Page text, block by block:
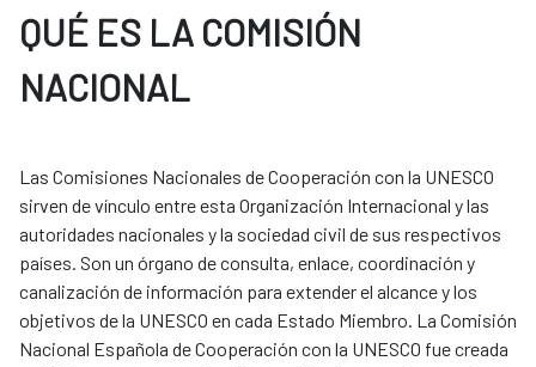
QUÉ ES LA COMISIÓN
NACIONAL
Las Comisiones Nacionales de Cooperación con la UNESCO
sirven de vínculo entre esta Organización Internacional y las
autoridades nacionales y la sociedad civil de sus respectivos
países. Son un órgano de consulta, enlace, coordinación y
canalización de información para extender el alcance y los
objetivos de la UNESCO en cada Estado Miembro. La Comisión
Nacional Española de Cooperación con la UNESCO fue creada